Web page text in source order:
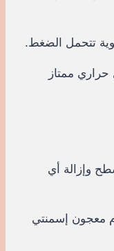
تتحمل الضغط.
ممتاز
وإزالة أي
معجون إسمنتي